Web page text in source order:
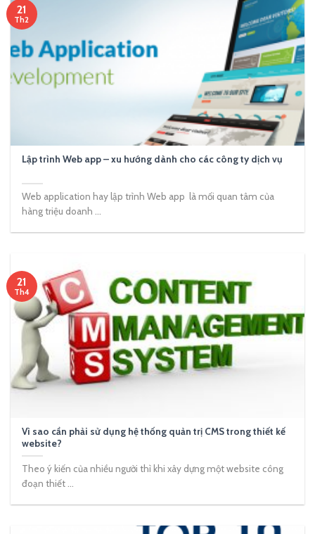
Lập trình Web app – xu hướng dành cho các công ty dịch vụ
Web application hay lập trình Web app là mối quan tâm của
hàng triệu doanh ...
21
Th2
Vì sao cần phải sử dụng hệ thống quản trị CMS trong thiết kế
website?
Theo ý kiến của nhiều người thì khi xây dựng một website công
đoạn thiết ...
21
Th4